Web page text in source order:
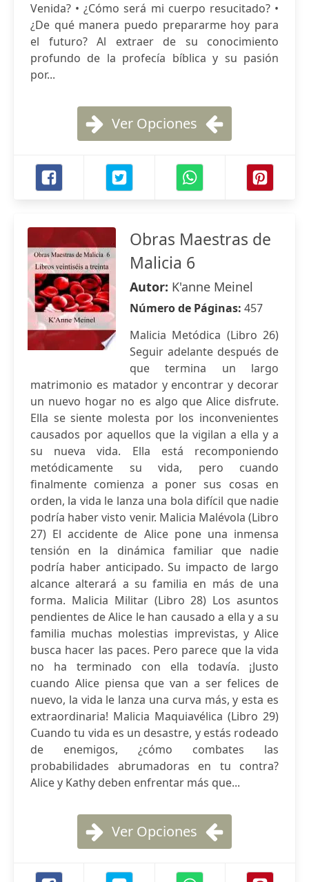
Venida? • ¿Cómo será mi cuerpo resucitado? •
¿De qué manera puedo prepararme hoy para
el futuro? Al extraer de su conocimiento
profundo de la profecía bíblica y su pasión
por...
Ver Opciones
Obras Maestras de
Malicia 6
Autor: K'anne Meinel
Número de Páginas: 457
Malicia Metódica (Libro 26)
Seguir adelante después de
que termina un largo
matrimonio es matador y encontrar y decorar
un nuevo hogar no es algo que Alice disfrute.
Ella se siente molesta por los inconvenientes
causados por aquellos que la vigilan a ella y a
su nueva vida. Ella está recomponiendo
metódicamente su vida, pero cuando
finalmente comienza a poner sus cosas en
orden, la vida le lanza una bola difícil que nadie
podría haber visto venir. Malicia Malévola (Libro
27) El accidente de Alice pone una inmensa
tensión en la dinámica familiar que nadie
podría haber anticipado. Su impacto de largo
alcance alterará a su familia en más de una
forma. Malicia Militar (Libro 28) Los asuntos
pendientes de Alice le han causado a ella y a su
familia muchas molestias imprevistas, y Alice
busca hacer las paces. Pero parece que la vida
no ha terminado con ella todavía. ¡Justo
cuando Alice piensa que van a ser felices de
nuevo, la vida le lanza una curva más, y esta es
extraordinaria! Malicia Maquiavélica (Libro 29)
Cuando tu vida es un desastre, y estás rodeado
de enemigos, ¿cómo combates las
probabilidades abrumadoras en tu contra?
Alice y Kathy deben enfrentar más que...
Ver Opciones